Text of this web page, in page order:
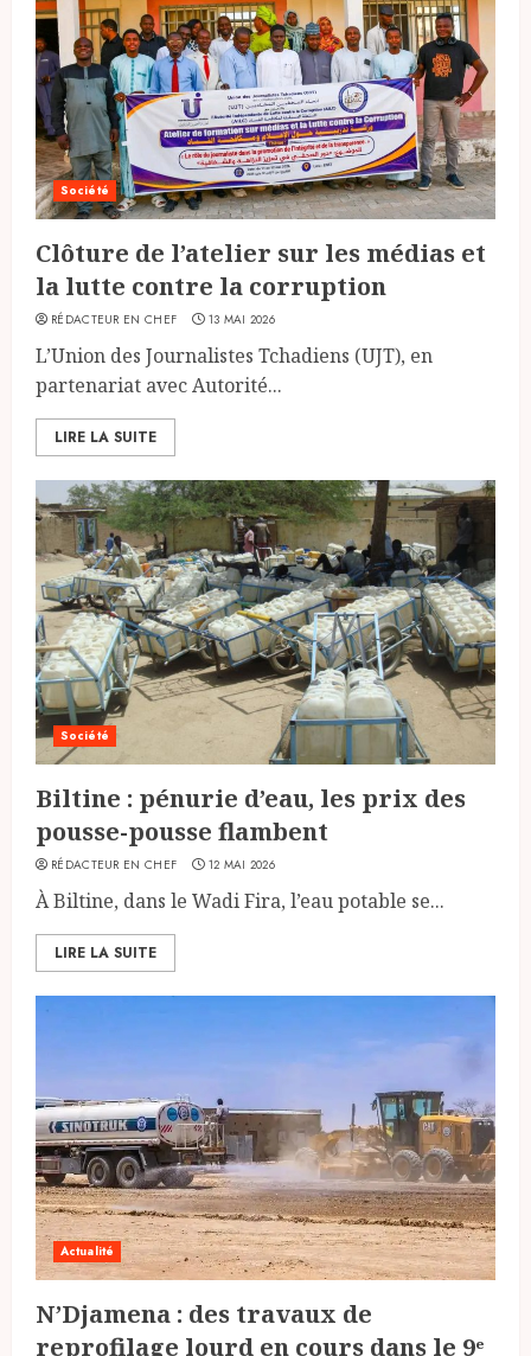
Société
Clôture de l’atelier sur les médias et
la lutte contre la corruption
RÉDACTEUR EN CHEF 13 MAI 2026
L’Union des Journalistes Tchadiens (UJT), en
partenariat avec Autorité...
LIRE LA SUITE
Société
Biltine : pénurie d’eau, les prix des
pousse-pousse flambent
RÉDACTEUR EN CHEF 12 MAI 2026
À Biltine, dans le Wadi Fira, l’eau potable se...
LIRE LA SUITE
Actualité
N’Djamena : des travaux de
reprofilage lourd en cours dans le 9ᵉ